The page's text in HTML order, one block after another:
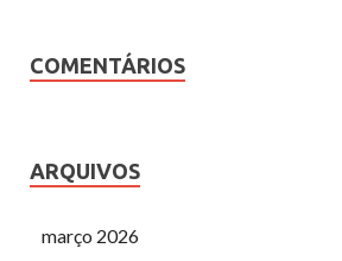
COMENTÁRIOS
ARQUIVOS
março 2026